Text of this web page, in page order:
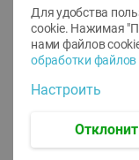
Для удобства
cookie. Нажимая
нами файлов
обработки файлов
Настроить